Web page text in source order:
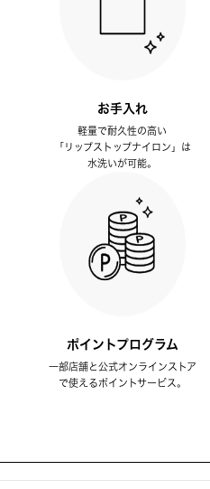
お手入れ
軽量で耐久性の高い
「リップストップナイロン」は
水洗いが可能。
ポイントプログラム
一部店舗と公式オンラインストア
で使えるポイントサービス。